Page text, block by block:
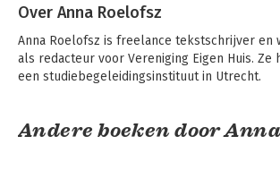
Over Anna Roelofsz
Anna Roelofsz is freelance tekstschrijver en
als redacteur voor Vereniging Eigen Huis. Ze
een studiebegeleidingsinstituut in Utrecht.
Andere boeken door